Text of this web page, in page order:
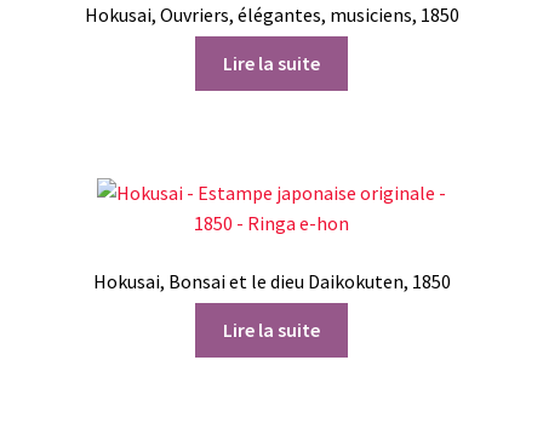
Hokusai, Ouvriers, élégantes, musiciens, 1850
Lire la suite
Hokusai, Bonsai et le dieu Daikokuten, 1850
Lire la suite